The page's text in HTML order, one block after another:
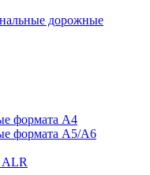
дорожные
формата А4
формата А5/А6